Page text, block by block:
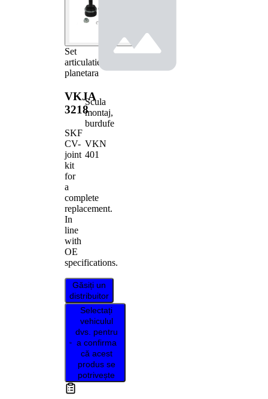
Set
articulatie,
planetara
VKJA
3218
SKF
CV-
joint
kit
for
a
complete
replacement.
In
line
with
OE
specifications.
Găsiți un
distribuitor
Selectați
vehiculul
dvs. pentru
a confirma
că acest
produs se
potrivește
Scula
montaj,
burdufe
VKN
401